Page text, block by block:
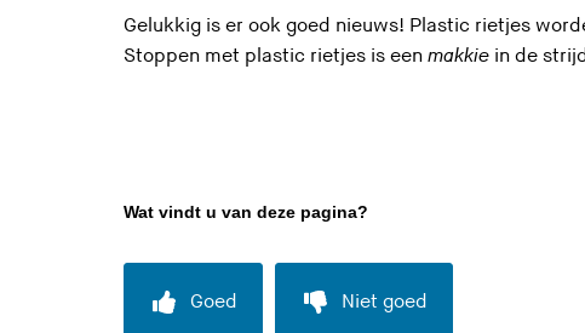
Gelukkig is er ook goed nieuws! Plastic rietjes
Stoppen met plastic rietjes is een makkie in de
Wat vindt u van deze pagina?
Goed Niet goed